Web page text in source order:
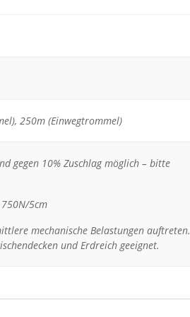
250m (Einwegtrommel)
gegen 10% Zuschlag möglich – bitte
5cm
mechanische Belastungen auftreten.
und Erdreich geeignet.